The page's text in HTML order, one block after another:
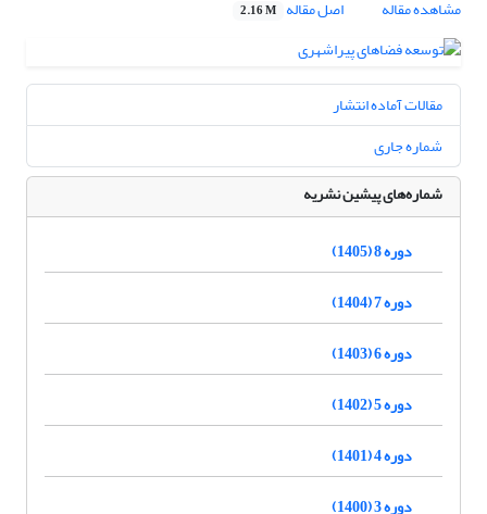
مشاهده مقاله
اصل مقاله 2.16 M
مقالات آماده انتشار
شماره جاری
شماره‌های پیشین نشریه
دوره 8 (1405)
دوره 7 (1404)
دوره 6 (1403)
دوره 5 (1402)
دوره 4 (1401)
دوره 3 (1400)